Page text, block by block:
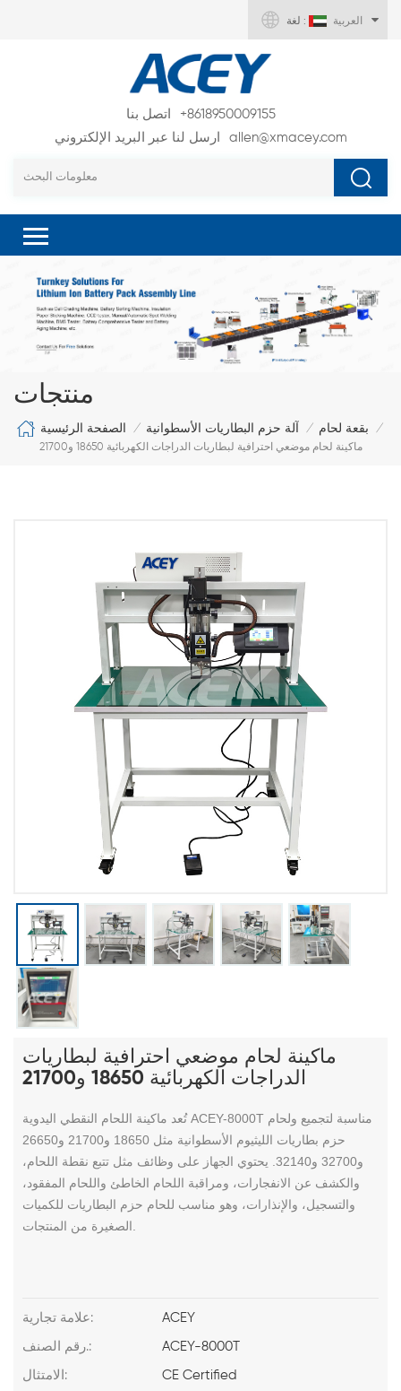
لغة : العربية
اتصل بنا
+8618950009155
ارسل لنا عبر البريد الإلكتروني
allen@xmacey.com
منتجات
الصفحة الرئيسية / آلة حزم البطاريات الأسطوانية / بقعة لحام
/
ماكينة لحام موضعي احترافية لبطاريات الدراجات الكهربائية 18650 و21700
ماكينة لحام موضعي احترافية لبطاريات
الدراجات الكهربائية 18650 و21700
تُعد ماكينة اللحام النقطي اليدوية ACEY-8000T مناسبة لتجميع ولحام
حزم بطاريات الليثيوم الأسطوانية مثل 18650 و21700 و26650
و32700 و32140. يحتوي الجهاز على وظائف مثل تتبع نقطة اللحام،
والكشف عن الانفجارات، ومراقبة اللحام الخاطئ واللحام المفقود،
والتسجيل، والإنذارات، وهو مناسب للحام حزم البطاريات للكميات
علامة تجارية: ACEY
رقم الصنف.: ACEY-8000T
الامتثال: CE Certified